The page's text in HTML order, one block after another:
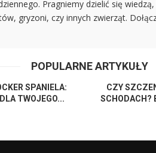
Pragniemy dzielić się
gryzoni, czy innych zwierząt.
POPULARNE ARTYKUŁY
SPANIELA:
TWOJEGO...
CZY
SCHODACH?